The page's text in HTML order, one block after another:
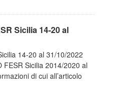
Sicilia 14-20 al
14-20 al 31/10/2022
FESR Sicilia 2014/2020 al
di cui all’articolo